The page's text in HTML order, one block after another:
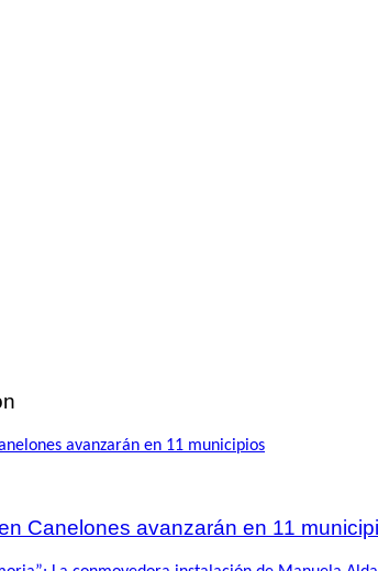
Canelones avanzarán en 11